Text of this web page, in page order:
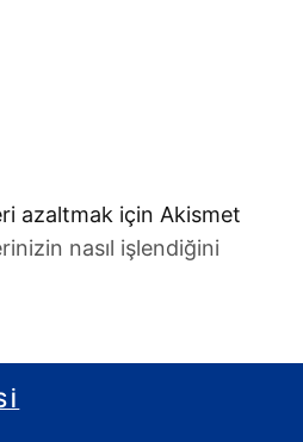
azaltmak için Akismet
nasıl işlendiğini